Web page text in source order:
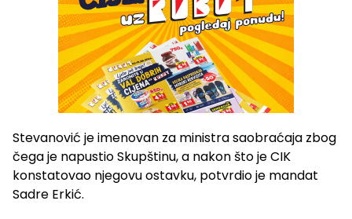
Stevanović je imenovan za ministra saobraćaja zbog
čega je napustio Skupštinu, a nakon što je CIK
konstatovao njegovu ostavku, potvrdio je mandat
Sadre Erkić.